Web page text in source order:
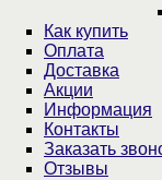
Как купить
Оплата
Доставка
Акции
Информация
Контакты
Заказать
Отзывы